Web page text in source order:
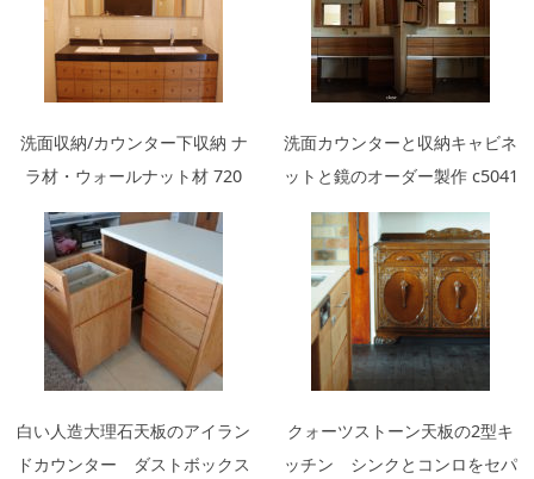
洗面収納/カウンター下収納 ナ
ラ材・ウォールナット材 720
洗面カウンターと収納キャビネ
ットと鏡のオーダー製作 c5041
白い人造大理石天板のアイラン
ドカウンター ダストボックス
クォーツストーン天板の2型キ
ッチン シンクとコンロをセパ